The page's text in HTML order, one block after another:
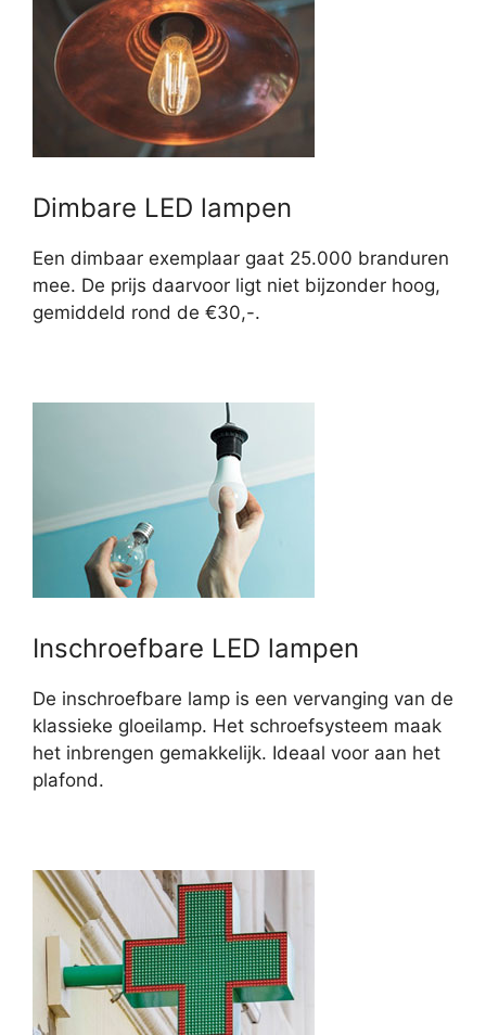
Dimbare LED lampen
Een dimbaar exemplaar gaat 25.000 branduren
mee. De prijs daarvoor ligt niet bijzonder hoog,
gemiddeld rond de €30,-.
Inschroefbare LED lampen
De inschroefbare lamp is een vervanging van de
klassieke gloeilamp. Het schroefsysteem maak
het inbrengen gemakkelijk. Ideaal voor aan het
plafond.